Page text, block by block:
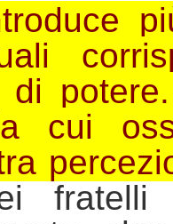
di
cui